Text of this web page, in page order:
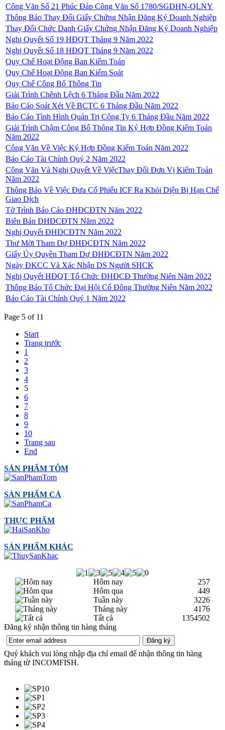
Công Văn Số 21 Phúc Đáp Công Văn Số 1780/SGDHN-QLNY
Thông Báo Thay Đổi Giấy Chứng Nhận Đăng Ký Doanh Nghiệp
Thay Đổi Chức Danh Giấy Chứng Nhận Đăng Ký Doanh Nghiệp
Nghị Quyết Số 19 HĐQT Tháng 9 Năm 2022
Nghị Quyết Số 18 HĐQT Tháng 9 Năm 2022
Quy Chế Hoạt Động Ban Kiểm Toán
Quy Chế Hoạt Động Ban Kiểm Soát
Quy Chế Công Bố Thông Tin
Giải Trình Chênh Lệch 6 Tháng Đầu Năm 2022
Báo Cáo Soát Xét Về BCTC 6 Tháng Đầu Năm 2022
Báo Cáo Tình Hình Quản Trị Công Ty 6 Tháng Đầu Năm 2022
Giải Trình Chậm Công Bố Thông Tin Ký Hợp Đồng Kiểm Toán
Năm 2022
Công Văn Về Việc Ký Hợp Đồng Kiểm Toán Năm 2022
Báo Cáo Tài Chính Quý 2 Năm 2022
Công Văn Và Nghị Quyết Về ViệcThay Đổi Đơn Vị Kiểm Toán
Năm 2022
Thông Báo Về Việc Đưa Cổ Phiếu ICF Ra Khỏi Diện Bị Hạn Chế
Giao Dịch
Tờ Trình Báo Cáo ĐHĐCĐTN Năm 2022
Biên Bản ĐHĐCĐTN Năm 2022
Nghị Quyết ĐHĐCĐTN Năm 2022
Thư Mời Tham Dự ĐHĐCĐTN Năm 2022
Giấy Ủy Quyền Tham Dự ĐHĐCĐTN Năm 2022
Ngày ĐKCC Và Xác Nhận DS Người SHCK
Nghị Quyết HĐQT Tổ Chức ĐHĐCĐ Thường Niên Năm 2022
Thông Báo Tổ Chức Đại Hội Cổ Đông Thường Niên Năm 2022
Báo Cáo Tài Chính Quý 1 Năm 2022
Page 5 of 11
Start
Trang trước
1
2
3
4
5
6
7
8
9
10
Trang sau
End
SẢN PHẨM TÔM
SẢN PHẨM CÁ
THỰC PHẨM
SẢN PHẨM KHÁC
Hôm nay
257
Hôm qua
449
Tuần này
3226
Tháng này
4176
Tất cả
1354502
Đăng ký nhận thông tin hàng tháng
Quý khách vui lòng nhập địa chỉ email để nhận thông tin hàng
tháng từ INCOMFISH.